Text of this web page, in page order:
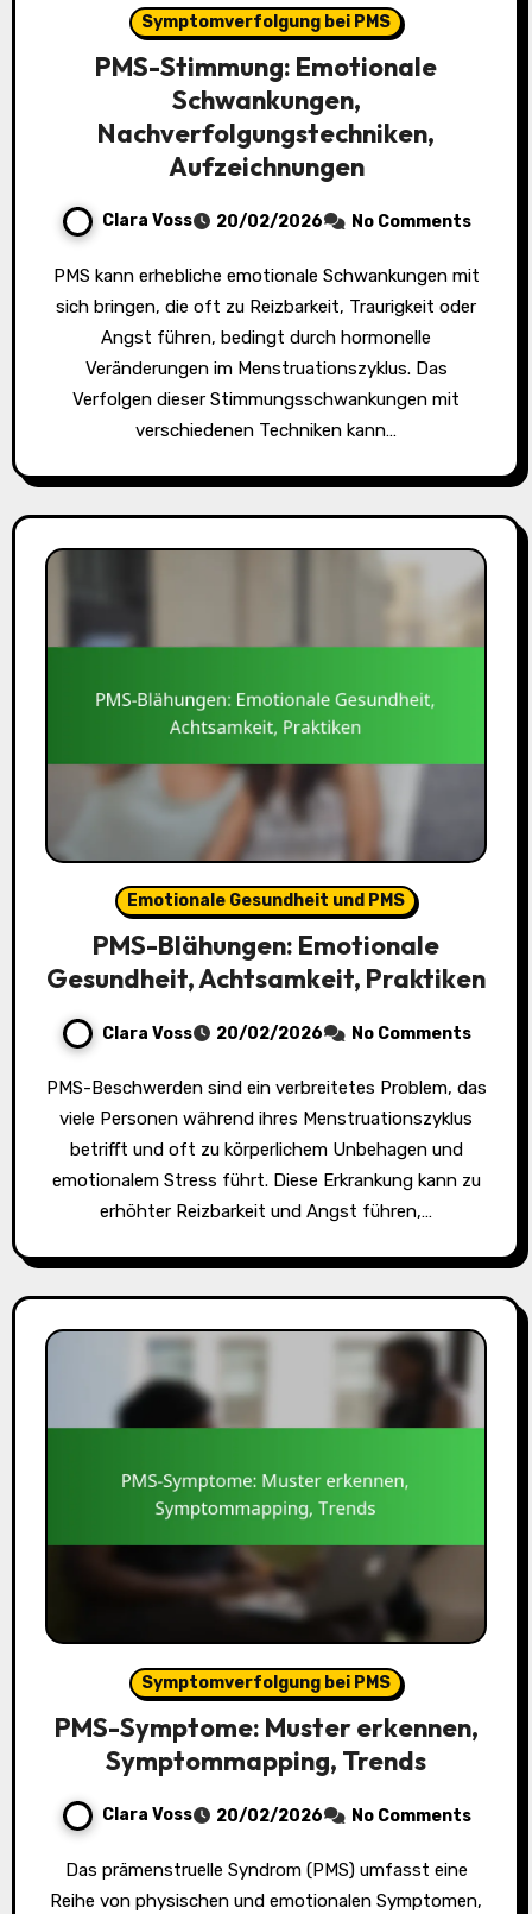
Symptomverfolgung bei PMS
PMS-Stimmung: Emotionale
Schwankungen,
Nachverfolgungstechniken,
Aufzeichnungen
Clara Voss 20/02/2026 No Comments
PMS kann erhebliche emotionale Schwankungen mit
sich bringen, die oft zu Reizbarkeit, Traurigkeit oder
Angst führen, bedingt durch hormonelle
Veränderungen im Menstruationszyklus. Das
Verfolgen dieser Stimmungsschwankungen mit
verschiedenen Techniken kann…
Emotionale Gesundheit und PMS
PMS-Blähungen: Emotionale
Gesundheit, Achtsamkeit, Praktiken
Clara Voss 20/02/2026 No Comments
PMS-Beschwerden sind ein verbreitetes Problem, das
viele Personen während ihres Menstruationszyklus
betrifft und oft zu körperlichem Unbehagen und
emotionalem Stress führt. Diese Erkrankung kann zu
erhöhter Reizbarkeit und Angst führen,…
Symptomverfolgung bei PMS
PMS-Symptome: Muster erkennen,
Symptommapping, Trends
Clara Voss 20/02/2026 No Comments
Das prämenstruelle Syndrom (PMS) umfasst eine
Reihe von physischen und emotionalen Symptomen,